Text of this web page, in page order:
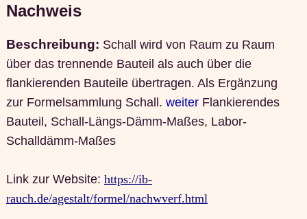
Nachweis
Beschreibung: Schall wird von Raum zu Raum
über das trennende Bauteil als auch über die
flankierenden Bauteile übertragen. Als Ergänzung
zur Formelsammlung Schall. weiterFlankierendes
Bauteil, Schall-Längs-Dämm-Maßes, Labor-
Schalldämm-Maßes
Link zur Website: https://ib-
rauch.de/agestalt/formel/nachwverf.html